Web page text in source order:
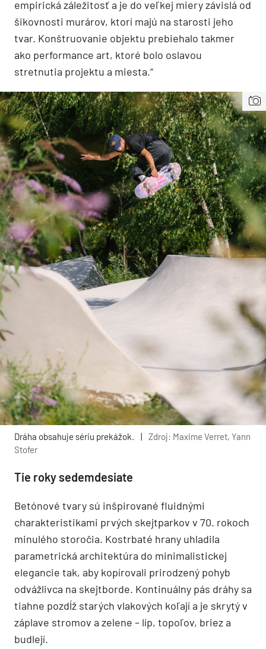
empirická záležitosť a je do veľkej miery závislá od
šikovnosti murárov, ktorí majú na starosti jeho
tvar. Konštruovanie objektu prebiehalo takmer
ako performance art, ktoré bolo oslavou
stretnutia projektu a miesta.“
Dráha obsahuje sériu prekážok. |
Zdroj: Maxime Verret, Yann
Stofer
Tie roky sedemdesiate
Betónové tvary sú inšpirované fluidnými
charakteristikami prvých skejtparkov v 70. rokoch
minulého storočia. Kostrbaté hrany uhladila
parametrická architektúra do minimalistickej
elegancie tak, aby kopírovali prirodzený pohyb
odvážlivca na skejtborde. Kontinuálny pás dráhy sa
tiahne pozdĺž starých vlakových koľají a je skrytý v
záplave stromov a zelene – líp, topoľov, briez a
budlejí.